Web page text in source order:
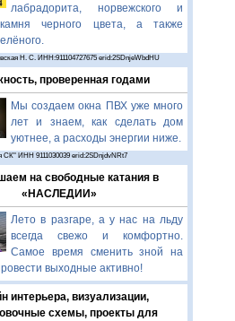
лабрадорита, норвежского и
камня черного цвета, а также
Н. С. ИНН:911104727675 erid:2SDnjeWbdHU
проверенная годами
Мы создаем окна ПВХ уже много
лет и знаем, как сделать дом
уютнее, а расходы энергии ниже.
ИНН 9111030039 erid:2SDnjdvNRt7
на свободные катания в
«НАСЛЕДИИ»
Лето в разгаре, а у нас на льду
всегда свежо и комфортно.
Самое время сменить зной на
выходные активно!
интерьера, визуализации,
схемы, проекты для